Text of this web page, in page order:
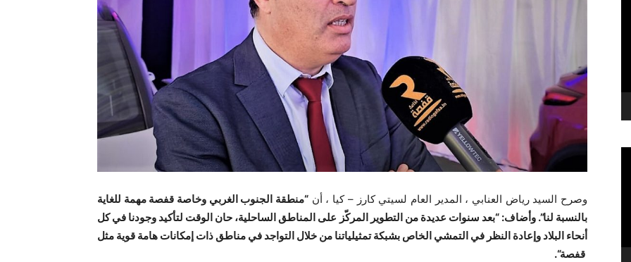
وصرح السيد رياض العنابي ، المدير العام لسيتي كارز – كيا ، أن “منطقة الجنوب الغربي وخاصة قفصة مهمة للغاية
بالنسبة لنا”. وأضاف: “بعد سنوات عديدة من التطوير المركّز على المناطق الساحلية، حان الوقت لتأكيد وجودنا في كل
أنحاء البلاد وإعادة النظر في التمشي الخاص بشبكة تمثيلياتنا من خلال التواجد في مناطق ذات إمكانات هامة قوية مثل
قفصة“.